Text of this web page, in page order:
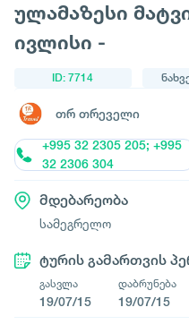
ულამაზესი
ივლისი -
ID: 7714
თრ თრეველი
+995 32 2305 205; +995
32 2306 304
მდებარეობა
სამეგრელო
ტურის გამართვის
გასვლა
19/07/15
დაბრუნება
19/07/15